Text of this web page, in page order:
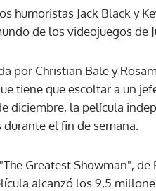
humoristas Jack Black y
de los videojuegos de
por Christian Bale y
tiene que escoltar a un
diciembre, la película
el fin de semana.
Greatest Showman", de
alcanzó los 9,5